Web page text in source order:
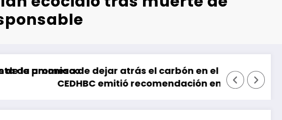
de dejar atrás el carbón en el Cesar, Colombia
CEDHBC emitió recomendación en contra de la FGE y la
Brote de